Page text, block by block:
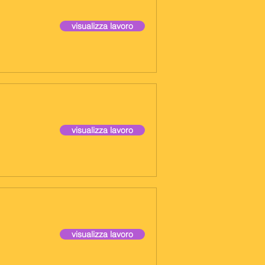
visualizza lavoro
visualizza lavoro
visualizza lavoro